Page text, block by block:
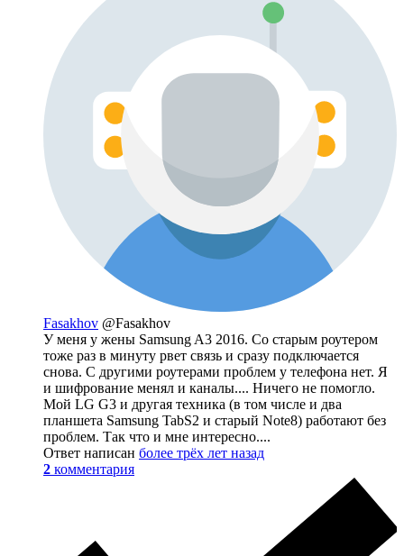
Fasakhov @Fasakhov
У меня у жены Samsung A3 2016. Со старым роутером
тоже раз в минуту рвет связь и сразу подключается
снова. С другими роутерами проблем у телефона нет. Я
и шифрование менял и каналы.... Ничего не помогло.
Мой LG G3 и другая техника (в том числе и два
планшета Samsung TabS2 и старый Note8) работают без
проблем. Так что и мне интересно....
Ответ написан более трёх лет назад
2 комментария